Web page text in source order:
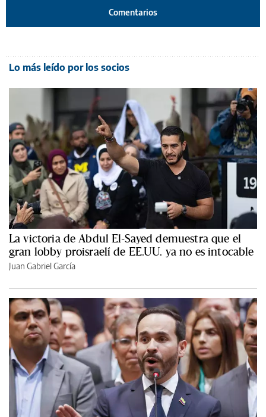
Comentarios
Lo más leído por los socios
La victoria de Abdul El-Sayed demuestra que el
gran lobby proisraelí de EE.UU. ya no es intocable
Juan Gabriel García